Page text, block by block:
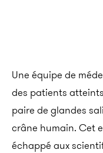
Une équipe de
des patients
paire de glandes
crâne humain. Cet
échappé aux